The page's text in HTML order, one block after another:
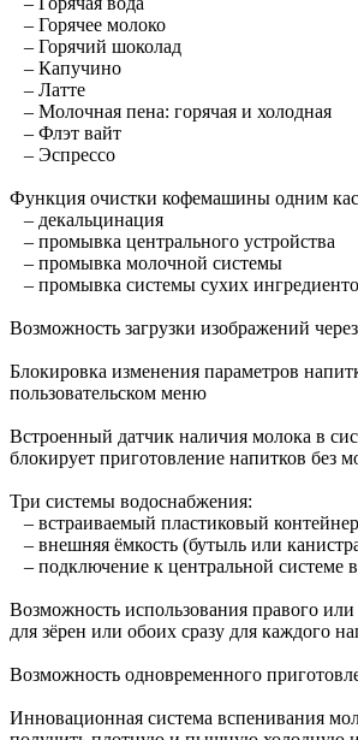
– Горячее молоко
– Горячий шоколад
– Капучино
– Латте
– Молочная пена: горячая и холодная
– Флэт вайт
– Эспрессо
Функция очистки кофемашины одним
– декальцинация
– промывка центрального устройства
– промывка молочной системы
– промывка системы сухих
Возможность загрузки изображений
Блокировка изменения параметров
пользовательском меню
Встроенный датчик наличия молока в
блокирует приготовление напитков без
Три системы водоснабжения:
– встраиваемый пластиковый контейнер
– внешняя ёмкость (бутыль или
– подключение к центральной системе
Возможность использования правого или
для зёрен или обоих сразу для каждого
Возможность одновременного
Инновационная система вспенивания